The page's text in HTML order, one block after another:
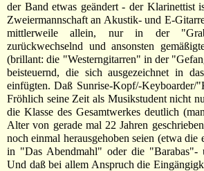
der Band etwas geändert - der Klarinettist
Zweiermannschaft an Akustik- und E-
mittlerweile allein, nur in der
zurückwechselnd und ansonsten
(brillant: die "Westerngitarren" in der
beisteuernd, die sich ausgezeichnet in
einfügten. Daß Sunrise-Kopf/-
Fröhlich seine Zeit als Musikstudent nicht
die Klasse des Gesamtwerkes deutlich
Alter von gerade mal 22 Jahren
noch einmal herausgehoben seien (etwa
in "Das Abendmahl" oder die "Barabas"-
Und daß bei allem Anspruch die